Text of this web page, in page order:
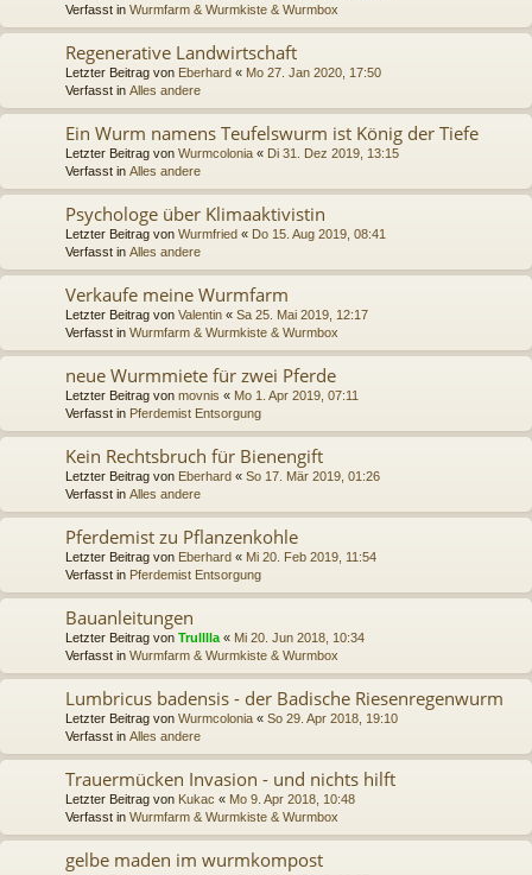
Verfasst in Wurmfarm & Wurmkiste & Wurmbox
Regenerative Landwirtschaft
Letzter Beitrag von Eberhard « Mo 27. Jan 2020, 17:50
Verfasst in Alles andere
Ein Wurm namens Teufelswurm ist König der Tiefe
Letzter Beitrag von Wurmcolonia « Di 31. Dez 2019, 13:15
Verfasst in Alles andere
Psychologe über Klimaaktivistin
Letzter Beitrag von Wurmfried « Do 15. Aug 2019, 08:41
Verfasst in Alles andere
Verkaufe meine Wurmfarm
Letzter Beitrag von Valentin « Sa 25. Mai 2019, 12:17
Verfasst in Wurmfarm & Wurmkiste & Wurmbox
neue Wurmmiete für zwei Pferde
Letzter Beitrag von movnis « Mo 1. Apr 2019, 07:11
Verfasst in Pferdemist Entsorgung
Kein Rechtsbruch für Bienengift
Letzter Beitrag von Eberhard « So 17. Mär 2019, 01:26
Verfasst in Alles andere
Pferdemist zu Pflanzenkohle
Letzter Beitrag von Eberhard « Mi 20. Feb 2019, 11:54
Verfasst in Pferdemist Entsorgung
Bauanleitungen
Letzter Beitrag von Trulllla « Mi 20. Jun 2018, 10:34
Verfasst in Wurmfarm & Wurmkiste & Wurmbox
Lumbricus badensis - der Badische Riesenregenwurm
Letzter Beitrag von Wurmcolonia « So 29. Apr 2018, 19:10
Verfasst in Alles andere
Trauermücken Invasion - und nichts hilft
Letzter Beitrag von Kukac « Mo 9. Apr 2018, 10:48
Verfasst in Wurmfarm & Wurmkiste & Wurmbox
gelbe maden im wurmkompost